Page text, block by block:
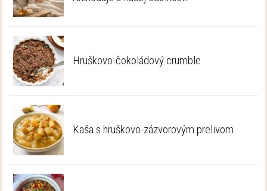
Hruškovo-čokoládový crumble
Kaša s hruškovo-zázvorovým prelivom